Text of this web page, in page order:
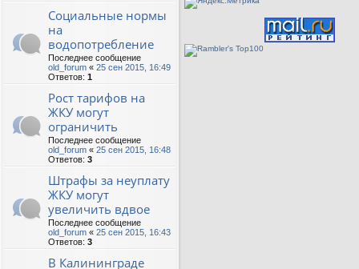
Социальные нормы
на
водопотребление
Последнее сообщение
old_forum « 25 сен 2015, 16:49
Ответов: 1
Рост тарифов на
ЖКУ могут
ограничить
Последнее сообщение
old_forum « 25 сен 2015, 16:48
Ответов: 3
Штрафы за неуплату
ЖКУ могут
увеличить вдвое
Последнее сообщение
old_forum « 25 сен 2015, 16:43
Ответов: 3
В Калининграде